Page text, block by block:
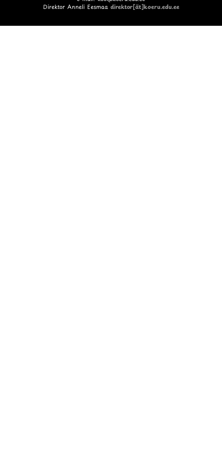
Direktor Anneli Eesmaa direktor[ät]koeru.edu.ee